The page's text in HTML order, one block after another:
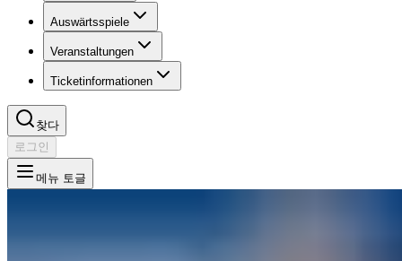
Auswärtsspiele
Veranstaltungen
Ticketinformationen
찾다
로그인
메뉴 토글